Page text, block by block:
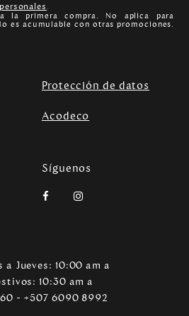
.
la primera compra. No aplica para
es acumulable con otras promociones.
Protección de datos
Acodeco
Síguenos
Jueves: 10:00 am a
10:30 am a
- +507 6090 8992